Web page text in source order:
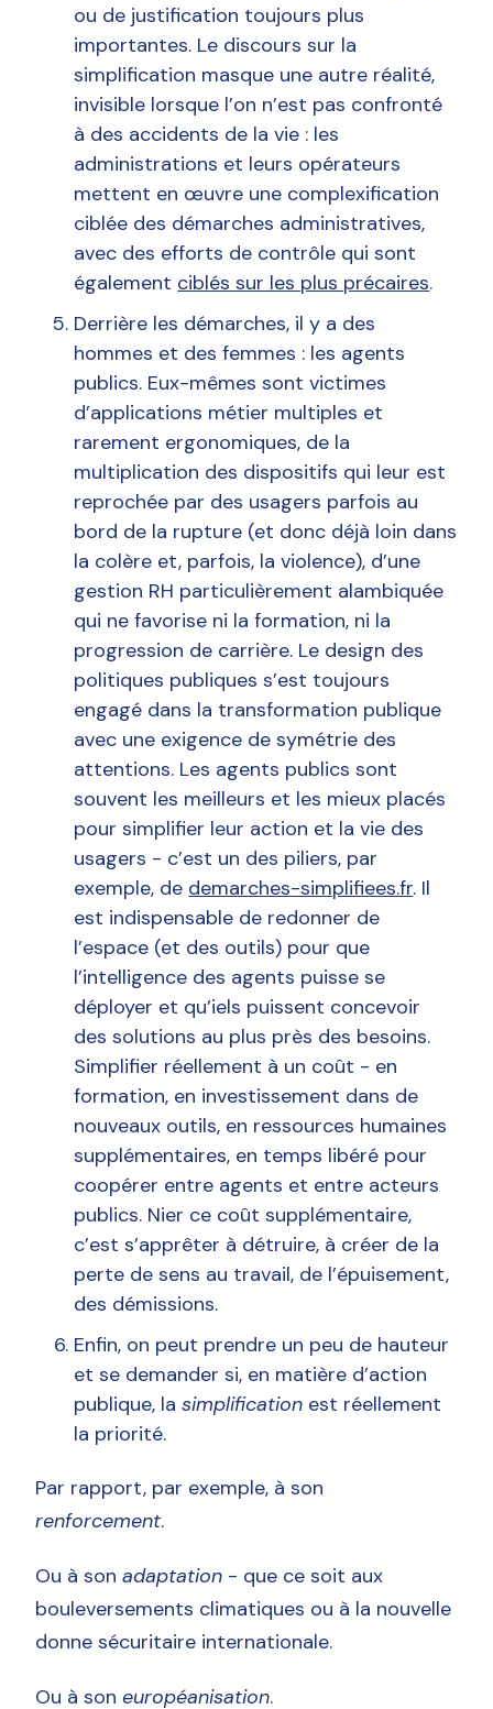
ou de justification toujours plus
importantes. Le discours sur la
simplification masque une autre réalité,
invisible lorsque l’on n’est pas confronté
à des accidents de la vie : les
administrations et leurs opérateurs
mettent en œuvre une complexification
ciblée des démarches administratives,
avec des efforts de contrôle qui sont
également ciblés sur les plus précaires.
Derrière les démarches, il y a des
hommes et des femmes : les agents
publics. Eux-mêmes sont victimes
d’applications métier multiples et
rarement ergonomiques, de la
multiplication des dispositifs qui leur est
reprochée par des usagers parfois au
bord de la rupture (et donc déjà loin dans
la colère et, parfois, la violence), d’une
gestion RH particulièrement alambiquée
qui ne favorise ni la formation, ni la
progression de carrière. Le design des
politiques publiques s’est toujours
engagé dans la transformation publique
avec une exigence de symétrie des
attentions. Les agents publics sont
souvent les meilleurs et les mieux placés
pour simplifier leur action et la vie des
usagers - c’est un des piliers, par
exemple, de demarches-simplifiees.fr. Il
est indispensable de redonner de
l’espace (et des outils) pour que
l’intelligence des agents puisse se
déployer et qu’iels puissent concevoir
des solutions au plus près des besoins.
Simplifier réellement à un coût - en
formation, en investissement dans de
nouveaux outils, en ressources humaines
supplémentaires, en temps libéré pour
coopérer entre agents et entre acteurs
publics. Nier ce coût supplémentaire,
c’est s’apprêter à détruire, à créer de la
perte de sens au travail, de l’épuisement,
des démissions.
Enfin, on peut prendre un peu de hauteur
et se demander si, en matière d’action
publique, lasimplification est réellement
la priorité.
Par rapport, par exemple, à son
renforcement.
Ou à sonadaptation - que ce soit aux
bouleversements climatiques ou à la nouvelle
donne sécuritaire internationale.
Ou à soneuropéanisation.